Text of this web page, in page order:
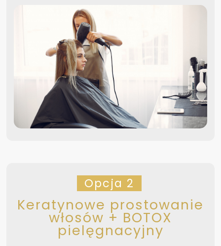
Opcja 2
Keratynowe prostowanie
włosów + BOTOX
pielęgnacyjny